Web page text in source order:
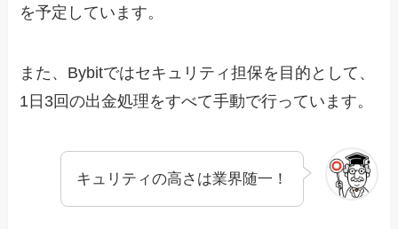
を予定しています。
また、Bybitではセキュリティ担保を目的として、
1日3回の出金処理をすべて手動で行っています。
キュリティの高さは業界随一！